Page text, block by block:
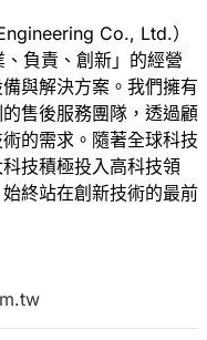
Co., Ltd.）
負責、創新」的經營
與解決方案。我們擁有
售後服務團隊，透過顧
的需求。隨著全球科技
技積極投入高科技領
終站在創新技術的最前